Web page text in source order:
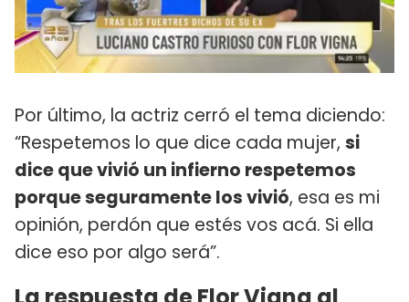
Por último, la actriz cerró el tema diciendo:
“Respetemos lo que dice cada mujer, si
dice que vivió un infierno respetemos
porque seguramente los vivió, esa es mi
opinión, perdón que estés vos acá. Si ella
dice eso por algo será”.